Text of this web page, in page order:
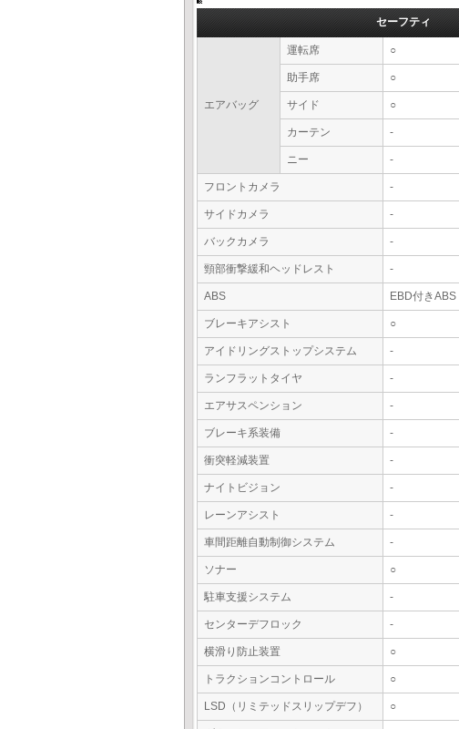
セーフティ
エアバッグ
運転席 ○
助手席 ○
サイド ○
カーテン -
ニー -
フロントカメラ -
サイドカメラ -
バックカメラ -
頸部衝撃緩和ヘッドレスト -
ABS EBD付きABS
ブレーキアシスト ○
アイドリングストップシステム -
ランフラットタイヤ -
エアサスペンション -
ブレーキ系装備 -
衝突軽減装置 -
ナイトビジョン -
レーンアシスト -
車間距離自動制御システム -
ソナー ○
駐車支援システム -
センターデフロック -
横滑り防止装置 ○
トラクションコントロール ○
LSD（リミテッドスリップデフ） ○